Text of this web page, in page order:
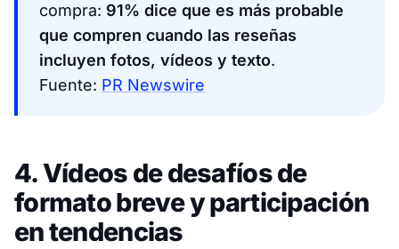
compra: 91% dice que es más probable
que compren cuando las reseñas
incluyen fotos, vídeos y texto.
Fuente: PR Newswire
4. Vídeos de desafíos de
formato breve y participación
en tendencias